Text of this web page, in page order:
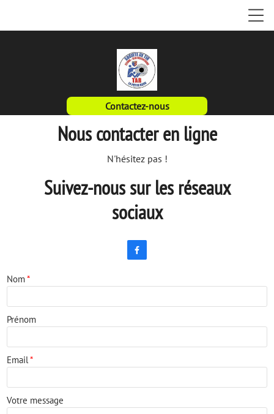
Contactez-nous
Nous contacter en ligne
N'hésitez pas !
Suivez-nous sur les réseaux
sociaux

Nom*
Prénom
Email*
Votre message